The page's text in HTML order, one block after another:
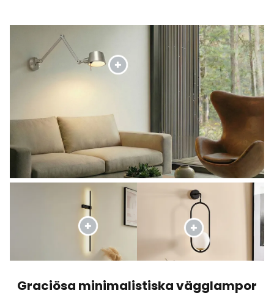
Graciösa minimalistiska vägglampor